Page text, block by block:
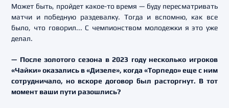
Может быть, пройдет какое-то время — буду пересматривать
матчи и победную раздевалку. Тогда и вспомню, как все
было, что говорил... С чемпионством молодежки я это уже
делал.
— После золотого сезона в 2023 году несколько игроков
«Чайки» оказались в «Дизеле», когда «Торпедо» еще с ним
сотрудничало, но вскоре договор был расторгнут. В тот
момент ваши пути разошлись?